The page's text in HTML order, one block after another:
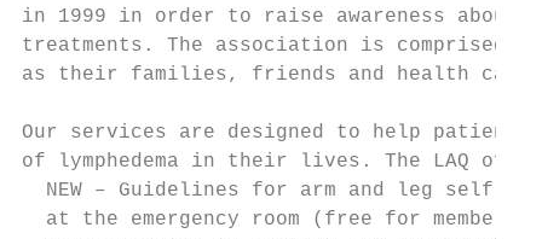
in 1999 in order to raise awareness about
treatments. The association is comprised
as their families, friends and health care
Our services are designed to help patients
of lymphedema in their lives. The LAQ
NEW – Guidelines for arm and leg self-
  at the emergency room (free for members)